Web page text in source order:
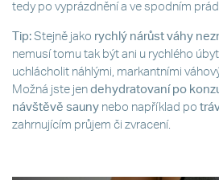
tedy po vyprázdnění a ve spodním
Tip: Stejně jako rychlý nárůst váhy
nemusí tomu tak být ani u rychlého
uchlácholit náhlými, markantními
Možná jste jen dehydratovaní po
návštěvě sauny nebo například po
zahrnujícím průjem či zvracení.